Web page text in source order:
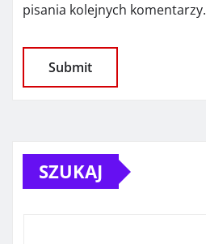
pisania kolejnych komentarzy.
SZUKAJ